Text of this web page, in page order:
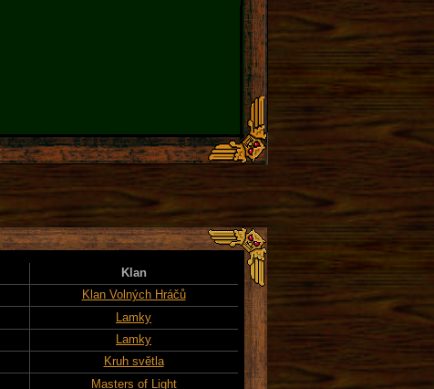
Klan
Klan Volných Hráčů
Lamky
Lamky
Kruh světla
Masters of Light